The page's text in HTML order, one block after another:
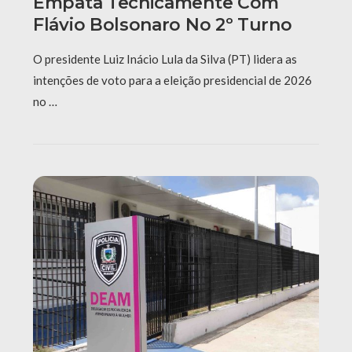
Flávio Bolsonaro No 2º Turno
O presidente Luiz Inácio Lula da Silva (PT) lidera as
intenções de voto para a eleição presidencial de 2026
no …